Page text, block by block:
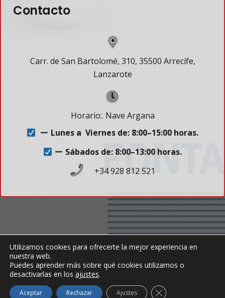
Contacto
Carr. de San Bartolomé, 310, 35500 Arrecife,
Lanzarote
Horario:. Nave Argana
Lunes a Viernes de: 8:00–15:00 horas.
Sábados de: 8:00–13:00 horas.
+34 928 812 521
© Copyright 2025 . SIL – Todos los derechos
reservados.
Aviso Legal
Utilizamos cookies para ofrecerte la mejor experiencia en
nuestra web.
Puedes aprender más sobre qué cookies utilizamos o
desactivarlas en los ajustes.
Aceptar Rechazar Ajustes Cerrar el banner de